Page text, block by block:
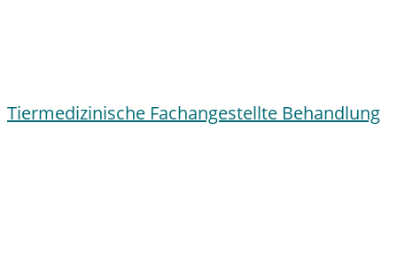
Tiermedizinische Fachangestellte Behandlung